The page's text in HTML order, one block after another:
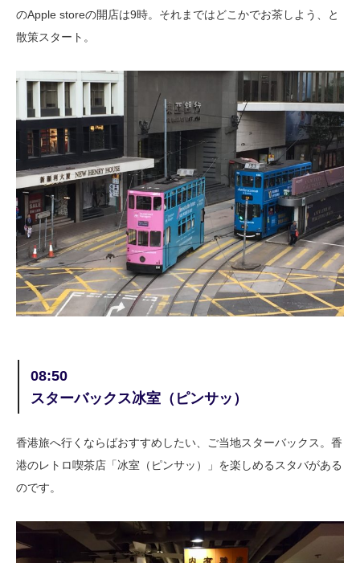
のApple storeの開店は9時。それまではどこかでお茶しよう、と
散策スタート。
08:50
スターバックス冰室（ピンサッ）
香港旅へ行くならばおすすめしたい、ご当地スターバックス。香
港のレトロ喫茶店「冰室（ピンサッ）」を楽しめるスタバがある
のです。